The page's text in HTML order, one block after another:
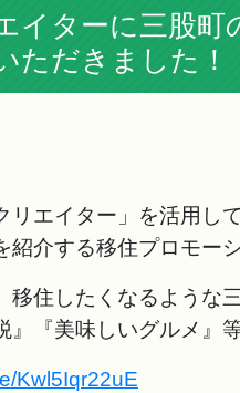
イターに三股町
ただきました！
リエイター」を活用して
紹介する移住プロモー
移住したくなるような
』『美味しいグルメ』
Kwl5Iqr22uE